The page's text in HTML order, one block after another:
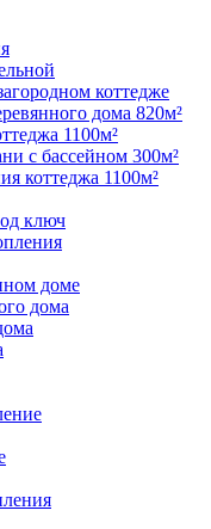
коттедже
дома 820м²
1100м²
с бассейном 300м²
коттеджа 1100м²
ключ
доме
дома